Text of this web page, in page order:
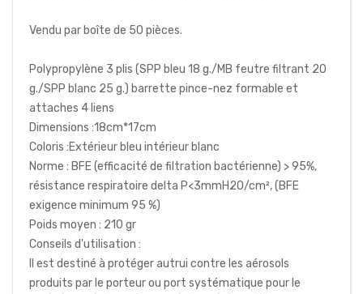
Vendu par boîte de 50 pièces.
Polypropylène 3 plis (SPP bleu 18 g./MB feutre filtrant 20
g./SPP blanc 25 g.) barrette pince-nez formable et
attaches 4 liens
Dimensions :18cm*17cm
Coloris :Extérieur bleu intérieur blanc
Norme : BFE (efficacité de filtration bactérienne) > 95%,
résistance respiratoire delta P<3mmH2O/cm², (BFE
exigence minimum 95 %)
Poids moyen : 210 gr
Conseils d'utilisation :
Il est destiné à protéger autrui contre les aérosols
produits par le porteur ou port systématique pour le